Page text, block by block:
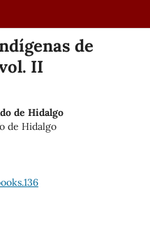
de
II
de Hidalgo
de Hidalgo